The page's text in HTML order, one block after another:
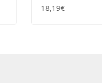
18,19€
+ WARENKORB